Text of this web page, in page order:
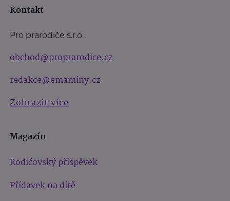
Kontakt
Pro prarodiče s.r.o.
obchod@proprarodice.cz
redakce@emaminy.cz
Zobrazit více
Magazín
Rodičovský příspěvek
Přídavek na dítě